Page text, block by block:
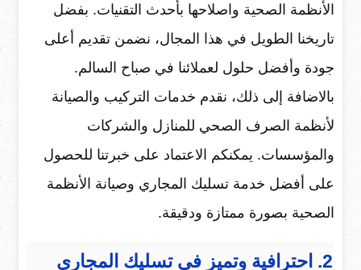
الأنظمة الصحية واصلاحها بأحدث التقنيات. بفضل
تاريخنا الطويل في هذا المجال، نضمن تقديم أعلى
جودة وأفضل حلول لعملائنا في صباح السالم.
بالاضافة إلى ذلك، نقدم خدمات التركيب والصيانة
لأنظمة الصرف الصحي للمنازل والشركات
والمؤسسات. يمكنكم الاعتماد على خبرتنا للحصول
على أفضل خدمة تسليك المجاري وصيانة الأنظمة
الصحية بصورة ممتازة ودقيقة.
2. احترافية وتميز في تسليك المجاري